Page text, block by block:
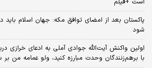
پاکستان بعد از امضای توافق مکه: جهان اسلام باید
شود
اولین واکنش آیت‌الله جوادی آملی به ادعای خرازی
با برهم‌زنندگان وحدت مبارزه کنید، ولو عمامه من بر